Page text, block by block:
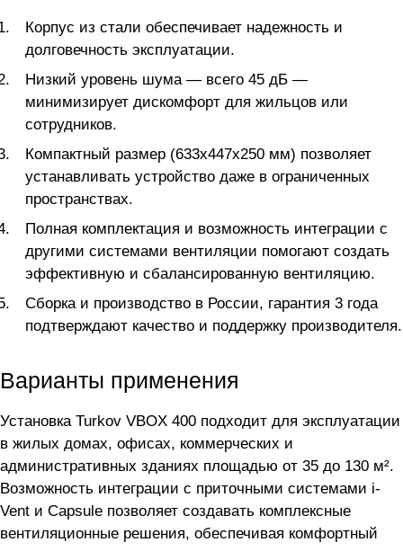
Корпус из стали обеспечивает надежность и
долговечность эксплуатации.
Низкий уровень шума — всего 45 дБ —
минимизирует дискомфорт для жильцов или
сотрудников.
Компактный размер (633х447х250 мм) позволяет
устанавливать устройство даже в ограниченных
пространствах.
Полная комплектация и возможность интеграции с
другими системами вентиляции помогают создать
эффективную и сбалансированную вентиляцию.
Сборка и производство в России, гарантия 3 года
подтверждают качество и поддержку производителя.
Варианты применения
Установка Turkov VBOX 400 подходит для эксплуатации
в жилых домах, офисах, коммерческих и
административных зданиях площадью от 35 до 130 м².
Возможность интеграции с приточными системами i-
Vent и Capsule позволяет создавать комплексные
вентиляционные решения, обеспечивая комфортный